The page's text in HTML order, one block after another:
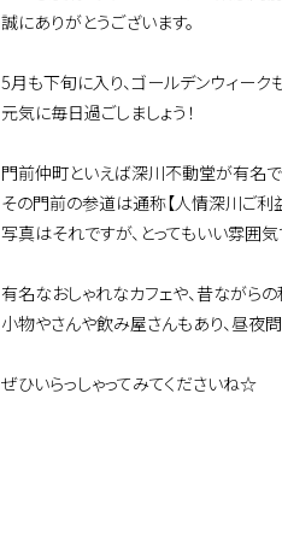
誠にありがとうございます。
5月も下旬に入り、ゴールデンウィーク
元気に毎日過ごしましょう！
門前仲町といえば深川不動堂が有名で
その門前の参道は通称【人情深川ご利
写真はそれですが、とってもいい雰囲
有名なおしゃれなカフェや、昔ながら
小物やさんや飲み屋さんもあり、昼夜
ぜひいらっしゃってみてくださいね☆